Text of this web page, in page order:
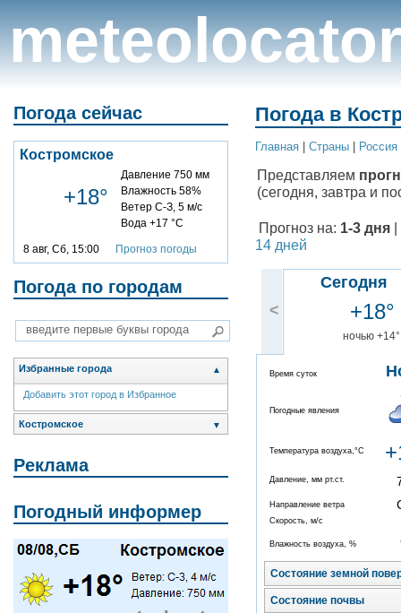
meteolocator
Погода сейчас
Костромское
+18°
Давление 750 мм
Влажность 58%
Ветер С-З, 5 м/с
Вода +17 °C
8 авг, Сб, 15:00 Прогноз погоды
Погода по городам
Избранные города ▲
Добавить этот город в Избранное
Костромское ▼
Реклама
Погодный информер
Погода в
Главная Cтраны Россия
Представляем
(сегодня, завтра и
Прогноз на: 1-3 дня
14 дней
<
Сегодня
+18°
ночью +14°
Время суток
Погодные явления
Температура воздуха,°C
Давление, мм рт.ст.
Направление ветра
Скорость, м/с
Влажность воздуха, %
Состояние земной
Состояние почвы